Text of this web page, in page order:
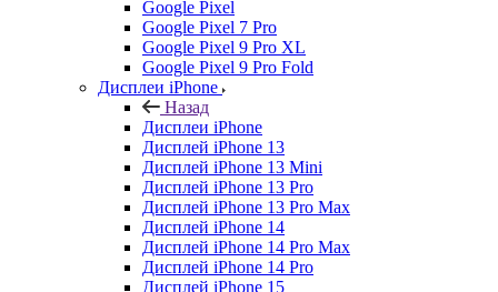
Google Pixel
Google Pixel 7 Pro
Google Pixel 9 Pro XL
Google Pixel 9 Pro Fold
Дисплеи iPhone
Назад
Дисплеи iPhone
Дисплей iPhone 13
Дисплей iPhone 13 Mini
Дисплей iPhone 13 Pro
Дисплей iPhone 13 Pro Max
Дисплей iPhone 14
Дисплей iPhone 14 Pro Max
Дисплей iPhone 14 Pro
Дисплей iPhone 15